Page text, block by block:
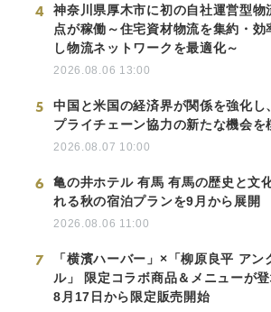
4
神奈川県厚木市に初の自社運営型物
点が稼働～住宅資材物流を集約・効
し物流ネットワークを最適化～
2026.08.06 13:00
5
中国と米国の経済界が関係を強化し
プライチェーン協力の新たな機会を
2026.08.07 10:00
6
亀の井ホテル 有馬 有馬の歴史と文
れる秋の宿泊プランを9月から展開
2026.08.06 11:00
7
「横濱ハーバー」×「柳原良平 アン
ル」 限定コラボ商品＆メニューが
8月17日から限定販売開始